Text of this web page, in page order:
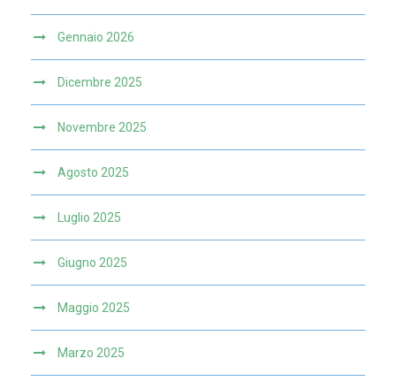
Gennaio 2026
Dicembre 2025
Novembre 2025
Agosto 2025
Luglio 2025
Giugno 2025
Maggio 2025
Marzo 2025